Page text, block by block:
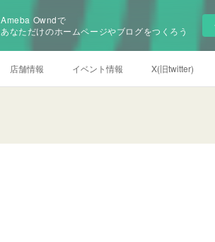
Ameba Owndで
あなただけのホームページやブログをつくろう
店舗情報 イベント情報 X(旧twitter)